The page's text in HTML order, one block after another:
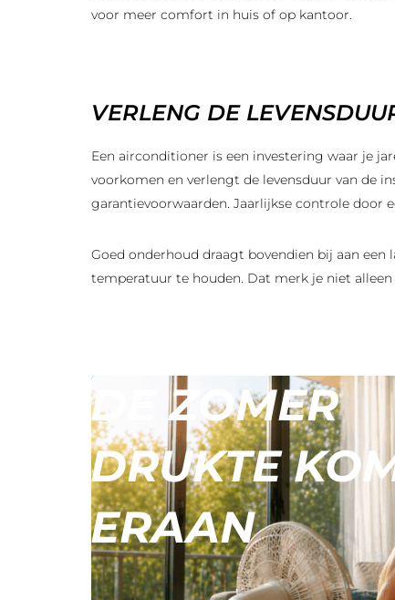
voor meer comfort in huis of op kantoor.
VERLENG DE
Een airconditioner is een investering waar je
voorkomen en verlengt de levensduur van de
garantievoorwaarden. Jaarlijkse controle door
Goed onderhoud draagt bovendien bij aan
temperatuur te houden. Dat merk je niet
DE ZOMER
DRUKTE
ERAAN